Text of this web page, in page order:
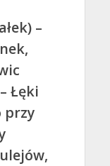
–
Łęki
przy